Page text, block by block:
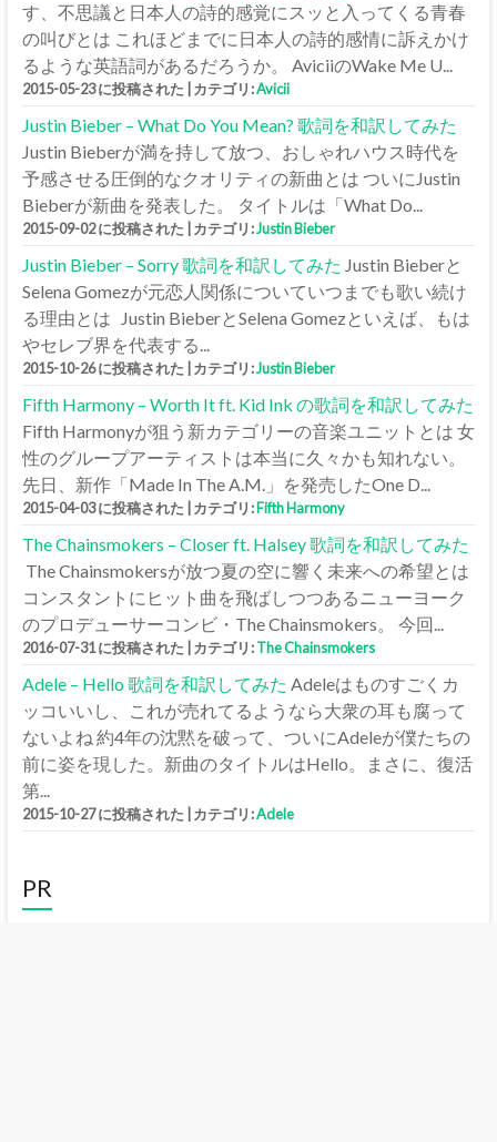
す、不思議と日本人の詩的感覚にスッと入ってくる青春
の叫びとは これほどまでに日本人の詩的感情に訴えかけ
るような英語詞があるだろうか。 AviciiのWake Me U...
2015-05-23 に投稿された カテゴリ:Avicii
Justin Bieber – What Do You Mean? 歌詞を和訳してみた
Justin Bieberが満を持して放つ、おしゃれハウス時代を
予感させる圧倒的なクオリティの新曲とは ついにJustin
Bieberが新曲を発表した。 タイトルは「What Do...
2015-09-02 に投稿された カテゴリ:Justin Bieber
Justin Bieber – Sorry 歌詞を和訳してみた Justin Bieberと
Selena Gomezが元恋人関係についていつまでも歌い続け
る理由とは Justin BieberとSelena Gomezといえば、もは
やセレブ界を代表する...
2015-10-26 に投稿された カテゴリ:Justin Bieber
Fifth Harmony – Worth It ft. Kid Ink の歌詞を和訳してみた
Fifth Harmonyが狙う新カテゴリーの音楽ユニットとは 女
性のグループアーティストは本当に久々かも知れない。
先日、新作「Made In The A.M.」を発売したOne D...
2015-04-03 に投稿された カテゴリ:Fifth Harmony
The Chainsmokers – Closer ft. Halsey 歌詞を和訳してみた
The Chainsmokersが放つ夏の空に響く未来への希望とは
コンスタントにヒット曲を飛ばしつつあるニューヨーク
のプロデューサーコンビ・The Chainsmokers。 今回...
2016-07-31 に投稿された カテゴリ:The Chainsmokers
Adele – Hello 歌詞を和訳してみた Adeleはものすごくカ
ッコいいし、これが売れてるようなら大衆の耳も腐って
ないよね 約4年の沈黙を破って、ついにAdeleが僕たちの
前に姿を現した。新曲のタイトルはHello。まさに、復活
第...
2015-10-27 に投稿された カテゴリ:Adele
PR